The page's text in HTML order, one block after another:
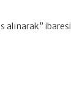
alınarak” ibaresi